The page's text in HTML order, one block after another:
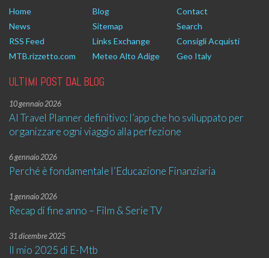
Home Blog
Contact
News
Sitemap
Search
RSS Feed
Links Exchange
Consigli Acquisti
MTB.rizzetto.com
Meteo Alto Adige Geo Italy
ULTIMI POST DAL BLOG
10 gennaio 2026
AI Travel Planner definitivo: l’app che ho sviluppato per
organizzare ogni viaggio alla perfezione
6 gennaio 2026
Perché è fondamentale l’Educazione Finanziaria
1 gennaio 2026
Recap di fine anno – Film & Serie TV
31 dicembre 2025
Il mio 2025 di E-Mtb